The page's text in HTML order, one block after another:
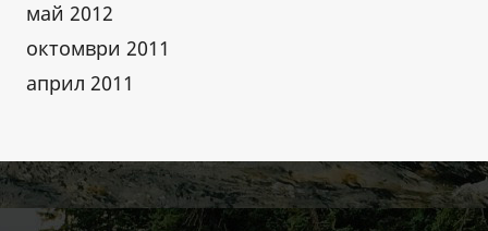
май 2012
октомври 2011
април 2011